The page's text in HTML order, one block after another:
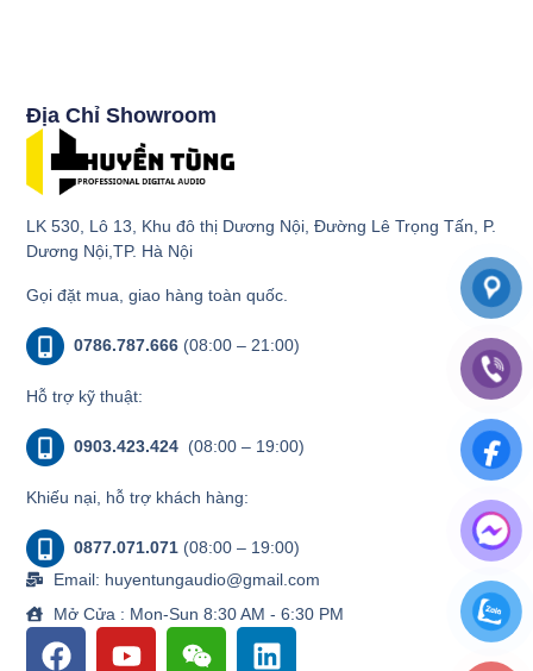
Địa Chỉ Showroom
LK 530, Lô 13, Khu đô thị Dương Nội, Đường Lê Trọng Tấn, P.
Dương Nội,TP. Hà Nội
Gọi đặt mua, giao hàng toàn quốc.
0786.787.666 (08:00 – 21:00)
Hỗ trợ kỹ thuật:
0903.423.424 (08:00 – 19:00)
Khiếu nại, hỗ trợ khách hàng:
0877.071.071 (08:00 – 19:00)
Email: huyentungaudio@gmail.com
Mở Cửa : Mon-Sun 8:30 AM - 6:30 PM